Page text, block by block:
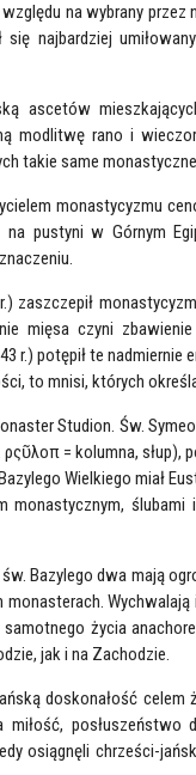
na wybrany
najbardziej
ascetów
modlitwę rano i
takie same
monastycyzmu
na pustyni w Górnym
r.) zaszczepił
mięsa czyni
r.) potępił te nadmiernie
to mnisi, których
Studion. Św.
= kolumna, słup),
Wielkiego miał
monastycznym,
Bazylego dwa mają
życia
jak i na Zachodzie.
doskonałość
miłość,
osiągnęli chrześci-